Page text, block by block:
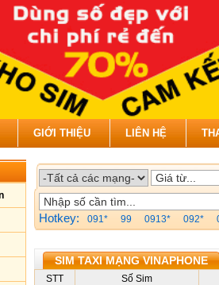
GIỚI THIỆU LIÊN HỆ
Hotkey: 091* 99 0913* 092*
SIM TAXI MẠNG VINAPHONE
STT Số Sim